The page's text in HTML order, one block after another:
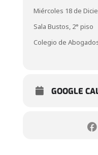
Miércoles 18 de
Sala Bustos, 2° piso
Colegio de
GOOGLE